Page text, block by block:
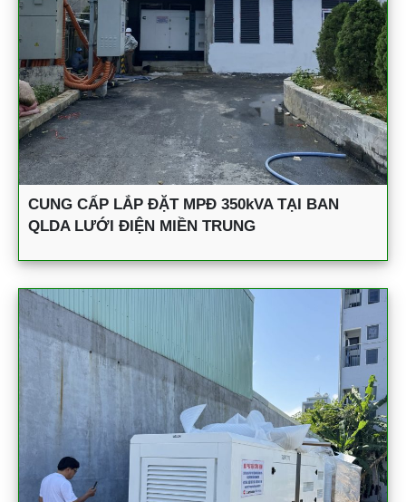
CUNG CẤP LẮP ĐẶT MPĐ 350kVA TẠI BAN
QLDA LƯỚI ĐIỆN MIỀN TRUNG